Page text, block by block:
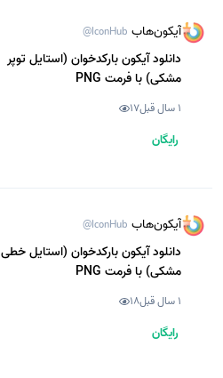
آیکون‌هاب @IconHub
دانلود آیکون بارکدخوان (استایل توپر
مشکی) با فرمت PNG
1 سال قبل 17
رایگان
آیکون‌هاب @IconHub
دانلود آیکون بارکدخوان (استایل خطی
مشکی) با فرمت PNG
1 سال قبل 18
رایگان